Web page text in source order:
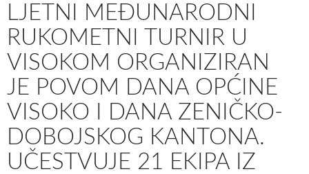
LJETNI MEĐUNARODNI
RUKOMETNI TURNIR U
VISOKOM ORGANIZIRAN
JE POVOM DANA OPĆINE
VISOKO I DANA ZENIČKO-
DOBOJSKOG KANTONA.
UČESTVUJE 21 EKIPA IZ